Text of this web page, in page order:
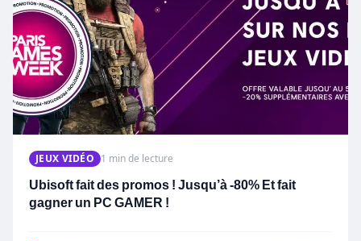
JEUX VIDÉO 1 min de lecture
Ubisoft fait des promos ! Jusqu’à -80% Et fait
gagner un PC GAMER !